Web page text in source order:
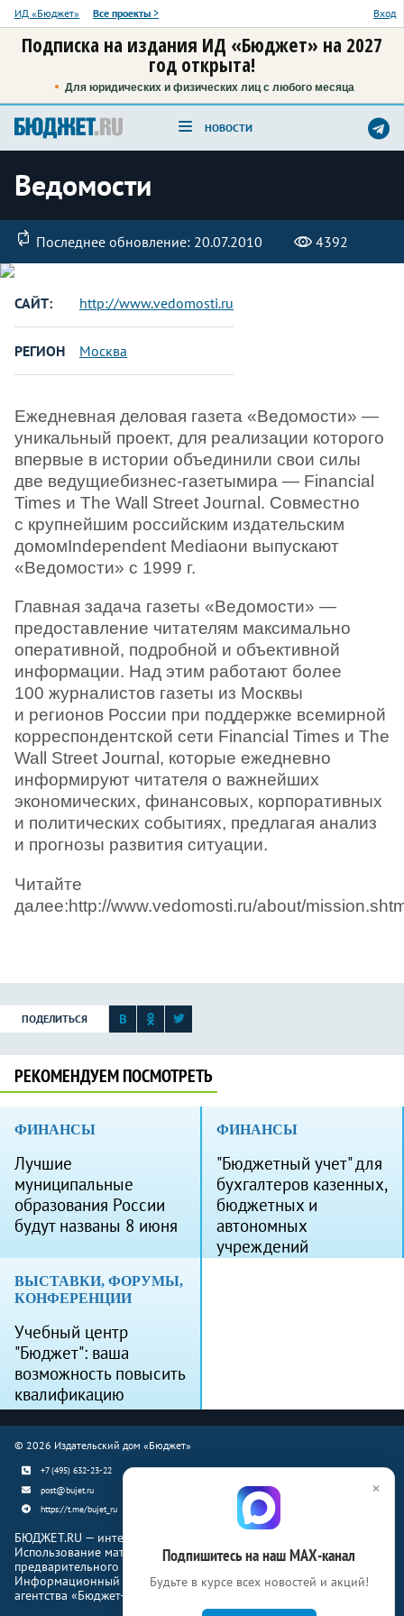
ИД «Бюджет» Все проекты > Вход
Подписка на издания ИД «Бюджет» на 2027
год открыта!
Для юридических и физических лиц с любого месяца
НОВОСТИ
Ведомости
Последнее обновление: 20.07.2010 4392
САЙТ: http://www.vedomosti.ru
РЕГИОН Москва
Ежедневная деловая газета «Ведомости» —
уникальный проект, для реализации которого
впервые в истории объединили свои силы
две ведущиебизнес-газетымира — Financial
Times и The Wall Street Journal. Совместно
с крупнейшим российским издательским
домомIndependent Mediaони выпускают
«Ведомости» с 1999 г.
Главная задача газеты «Ведомости» —
предоставление читателям максимально
оперативной, подробной и объективной
информации. Над этим работают более
100 журналистов газеты из Москвы
и регионов России при поддержке всемирной
корреспондентской сети Financial Times и The
Wall Street Journal, которые ежедневно
информируют читателя о важнейших
экономических, финансовых, корпоративных
и политических событиях, предлагая анализ
и прогнозы развития ситуации.
Читайте
далее:http://www.vedomosti.ru/about/
ПОДЕЛИТЬСЯ
РЕКОМЕНДУЕМ ПОСМОТРЕТЬ
ФИНАНСЫ
Лучшие
муниципальные
образования России
будут названы 8 июня
ФИНАНСЫ
"Бюджетный учет" для
бухгалтеров казенных,
бюджетных и
автономных
учреждений
ВЫСТАВКИ, ФОРУМЫ,
КОНФЕРЕНЦИИ
Учебный центр
"Бюджет": ваша
возможность повысить
квалификацию
© 2026 Издательский дом «Бюджет»
+7 (495) 632-23-22
post@bujet.ru
https://t.me/bujet_ru
БЮДЖЕТ.RU — интернет-издание о финансовой жизни страны.
Использование материалов Бюджет.ru разрешено только с
предварительного письменного согласия правообладателей.
Информационный продукт «Журнал Бюджет» информационного
агентства «Бюджет-Медиа»
×
Подпишитесь на наш МАХ-канал
Будьте в курсе всех новостей и акций!